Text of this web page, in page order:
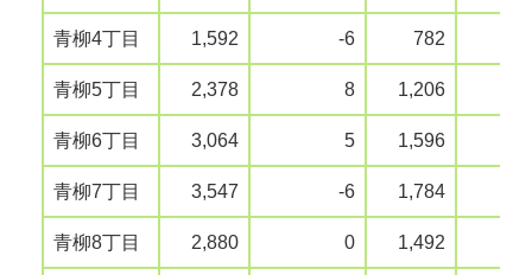
青柳4丁目 1,592 -6 782
青柳5丁目 2,378 8 1,206
青柳6丁目 3,064 5 1,596
青柳7丁目 3,547 -6 1,784
青柳8丁目 2,880 0 1,492